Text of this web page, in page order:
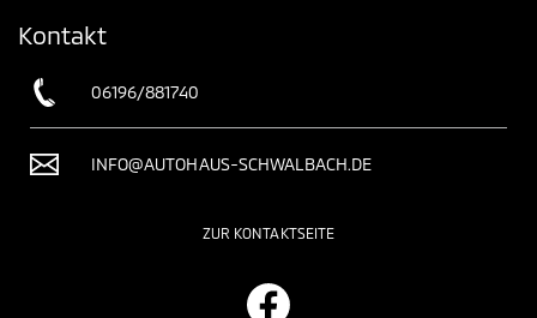
Kontakt
06196/881740
INFO@AUTOHAUS-SCHWALBACH.DE
ZUR KONTAKTSEITE